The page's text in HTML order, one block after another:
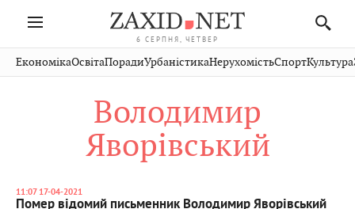
6 СЕРПНЯ, ЧЕТВЕР
Івано-
Франківськ
Закарпаття
Рівне
Чернівці
Шептицький
Стрий
Хмельницький
Вінниця
Публікації
Авто СловкоКультура
Кіно Дім Спорт
ФотоОсвітаНерухомість
ЕкономікаОсвітаПорадиУрбаністикаНерухомістьСпортКультура
Володимир
Яворівський
11:07 17-04-2021
Помер відомий письменник Володимир Яворівський